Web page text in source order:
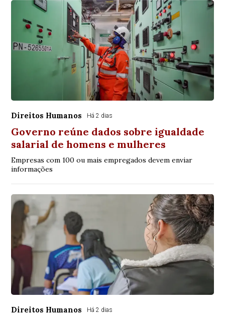
Direitos Humanos Há 2 dias
Governo reúne dados sobre igualdade
salarial de homens e mulheres
Empresas com 100 ou mais empregados devem enviar
informações
Direitos Humanos Há 2 dias